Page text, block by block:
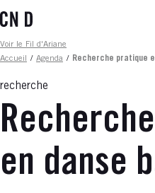
au
principal
Fil d'ariane
Voir le Fil d'Ariane
Accueil
/ Agenda / Recherche pratique
recherche
en danse